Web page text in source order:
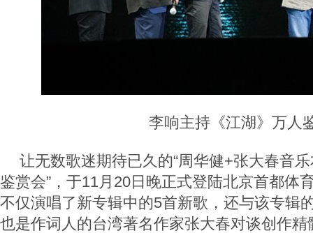
李响主持《江湖》万人
让无数歌迷期待已久的“周华健+张大春音
鉴赏会”，于11月20日晚正式登陆北京首都体
不仅演唱了新专辑中的5首新歌，还与该专辑
也是作词人的台湾著名作家张大春对谈创作精